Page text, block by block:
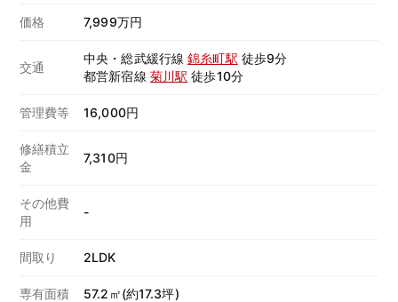
価格 7,999万円
交通
中央・総武緩行線錦糸町駅 徒歩9分
都営新宿線 菊川駅 徒歩10分
管理費等 16,000円
修繕積立
金
7,310円
その他費
用
-
間取り 2LDK
専有面積 57.2㎡(約17.3坪)